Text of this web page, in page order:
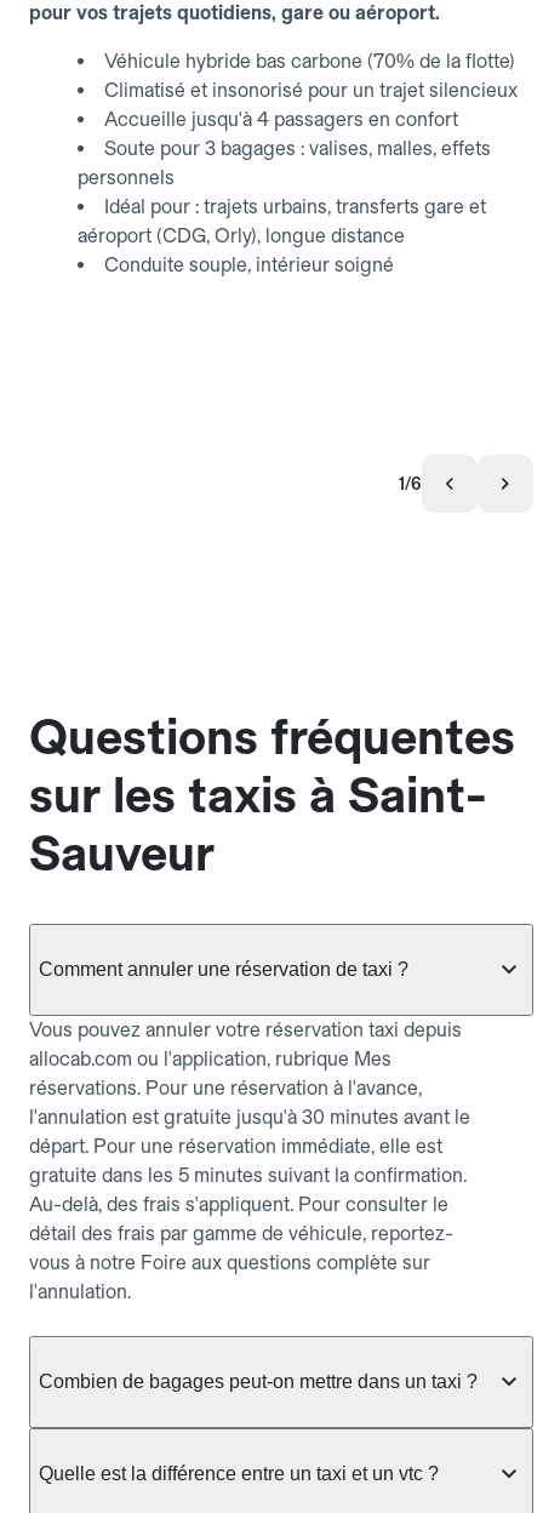
pour vos trajets quotidiens, gare ou aéroport.
Véhicule hybride bas carbone (70% de la flotte)
Climatisé et insonorisé pour un trajet silencieux
Accueille jusqu'à 4 passagers en confort
Soute pour 3 bagages : valises, malles, effets
personnels
Idéal pour : trajets urbains, transferts gare et
aéroport (CDG, Orly), longue distance
Conduite souple, intérieur soigné
1/6
Questions fréquentes
sur les taxis à Saint-
Sauveur
Comment annuler une réservation de taxi ?
Vous pouvez annuler votre réservation taxi depuis
allocab.com ou l'application, rubrique Mes
réservations. Pour une réservation à l'avance,
l'annulation est gratuite jusqu'à 30 minutes avant le
départ. Pour une réservation immédiate, elle est
gratuite dans les 5 minutes suivant la confirmation.
Au-delà, des frais s'appliquent. Pour consulter le
détail des frais par gamme de véhicule, reportez-
vous à notre Foire aux questions complète sur
l'annulation.
Combien de bagages peut-on mettre dans un taxi ?
taxi berline accueille en général jusqu'à 3 bagages
Quelle est la différence entre un taxi et un vtc ?